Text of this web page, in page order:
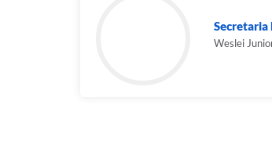
Secretaria
Weslei